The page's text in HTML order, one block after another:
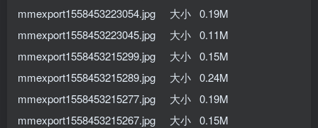
mmexport1558453223054.jpg 大小 0.19M
mmexport1558453223045.jpg 大小 0.11M
mmexport1558453215299.jpg 大小 0.15M
mmexport1558453215289.jpg 大小 0.24M
mmexport1558453215277.jpg 大小 0.19M
mmexport1558453215267.jpg 大小 0.15M